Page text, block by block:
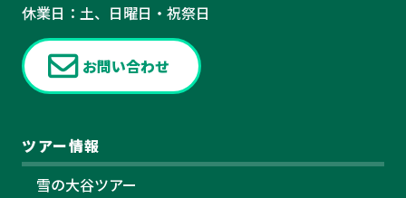
休業日：土、日曜日・祝祭日
お問い合わせ
ツアー情報
雪の大谷ツアー